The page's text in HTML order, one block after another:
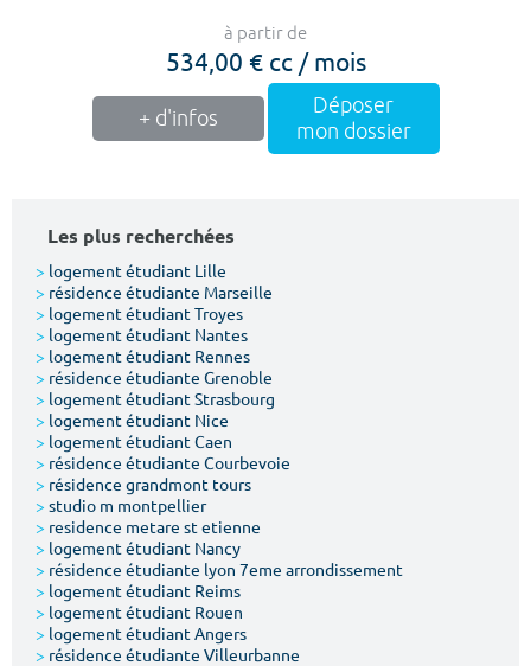
à partir de
534,00 € cc / mois
+ d'infos
Déposer
mon dossier
Les plus recherchées
> logement étudiant Lille
> résidence étudiante Marseille
> logement étudiant Troyes
> logement étudiant Nantes
> logement étudiant Rennes
> résidence étudiante Grenoble
> logement étudiant Strasbourg
> logement étudiant Nice
> logement étudiant Caen
> résidence étudiante Courbevoie
> résidence grandmont tours
> studio m montpellier
> residence metare st etienne
> logement étudiant Nancy
> résidence étudiante lyon 7eme arrondissement
> logement étudiant Reims
> logement étudiant Rouen
> logement étudiant Angers
> résidence étudiante Villeurbanne